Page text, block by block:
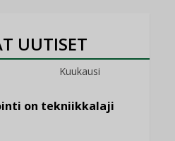
UUTISET
Kuukausi
on tekniikkalaji